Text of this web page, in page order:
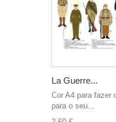
La Guerre...
Cor A4 para fazer
para o seu...